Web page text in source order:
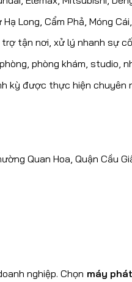
Long, Cẩm Phả, Móng
tận nơi, xử lý nhanh sự cố
phòng khám, studio,
kỳ được thực hiện chuyên
Quan Hoa, Quận Cầu
nghiệp. Chọn máy